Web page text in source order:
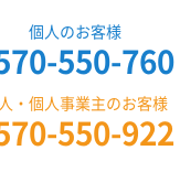
個人のお客様
550-760
・個人事業主のお客様
550-922